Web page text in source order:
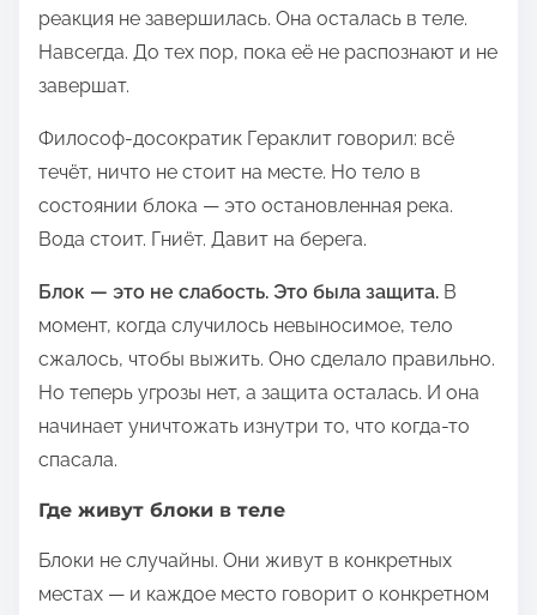
реакция не завершилась. Она осталась в теле.
Навсегда. До тех пор, пока её не распознают и не
завершат.
Философ-досократик Гераклит говорил: всё
течёт, ничто не стоит на месте. Но тело в
состоянии блока — это остановленная река.
Вода стоит. Гниёт. Давит на берега.
Блок — это не слабость. Это была защита. В
момент, когда случилось невыносимое, тело
сжалось, чтобы выжить. Оно сделало правильно.
Но теперь угрозы нет, а защита осталась. И она
начинает уничтожать изнутри то, что когда-то
спасала.
Где живут блоки в теле
Блоки не случайны. Они живут в конкретных
местах — и каждое место говорит о конкретном